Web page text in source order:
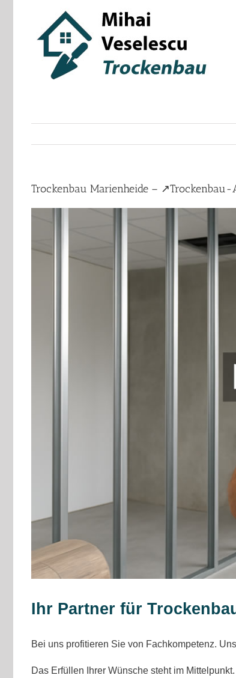
Trockenbau Marienheide –
Ihr Partner für
Bei uns profitieren Sie von Fachkompetenz.
Das Erfüllen Ihrer Wünsche steht im